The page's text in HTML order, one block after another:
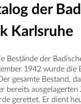
der
Karlsruhe
Bestände der
1942 wurde
gesamte Bestand,
bereits ausgelagerten
gerettet. Er dient